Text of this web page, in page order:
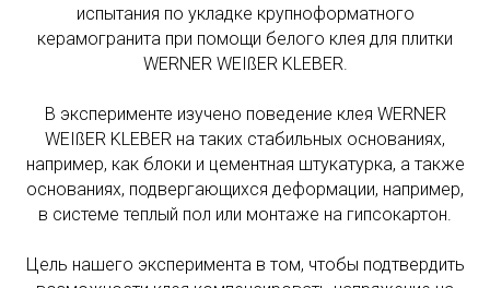
испытания по укладке крупноформатного
керамогранита при помощи белого клея для плитки
WERNER WEIßER KLEBER.
В эксперименте изучено поведение клея WERNER
WEIßER KLEBER на таких стабильных основаниях,
например, как блоки и цементная штукатурка, а также
основаниях, подвергающихся деформации, например,
в системе теплый пол или монтаже на гипсокартон.
Цель нашего эксперимента в том, чтобы подтвердить